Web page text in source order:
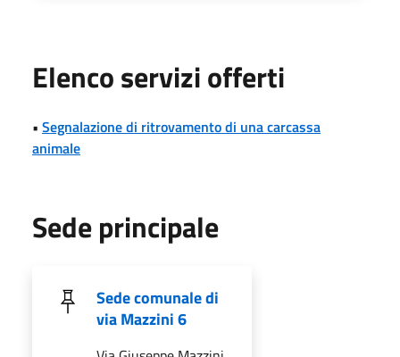
Elenco servizi offerti
• Segnalazione di ritrovamento di una carcassa
animale
Sede principale
Sede comunale di
via Mazzini 6